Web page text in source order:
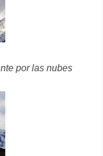
por las nubes